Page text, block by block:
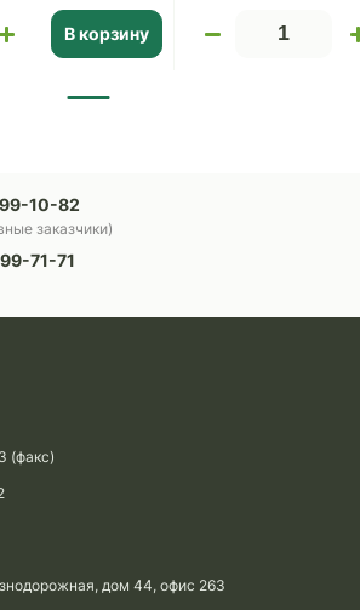
В корзину
10-82
заказчики)
71-71
(факс)
дом 44, офис 263